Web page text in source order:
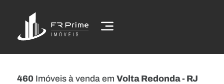
460 Imóveis à venda emVolta Redonda - RJ